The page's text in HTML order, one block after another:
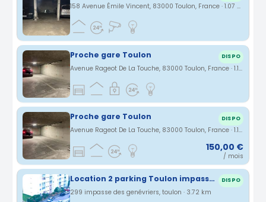
158 Avenue Émile Vincent, 83000 Toulon, France · 1.07 km
Proche gare Toulon DISPO
Avenue Rageot De La Touche, 83000 Toulon, France · 1.15 km
Proche gare Toulon DISPO
Avenue Rageot De La Touche, 83000 Toulon, France · 1.15 km
150,00 €
/ mois
Location 2 parking Toulon impasse des genévriers (83) DISPO
299 impasse des genévriers, toulon · 3.72 km